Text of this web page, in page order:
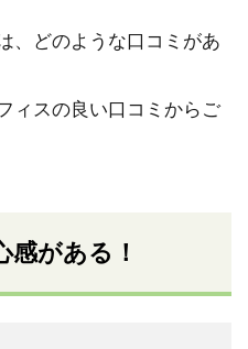
、どのような口コミがあ
ィスの良い口コミからご
感がある！